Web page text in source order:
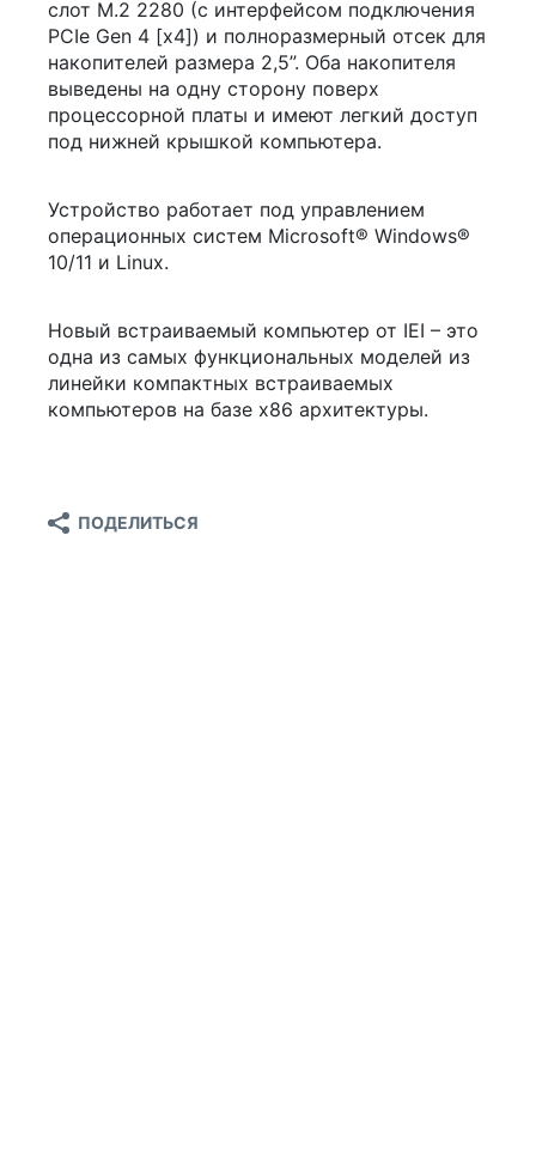
слот M.2 2280 (с интерфейсом подключения
PCIe Gen 4 [x4]) и полноразмерный отсек для
накопителей размера 2,5”. Оба накопителя
выведены на одну сторону поверх
процессорной платы и имеют легкий доступ
под нижней крышкой компьютера.
Устройство работает под управлением
операционных систем Microsoft® Windows®
10/11 и Linux.
Новый встраиваемый компьютер от IEI – это
одна из самых функциональных моделей из
линейки компактных встраиваемых
компьютеров на базе x86 архитектуры.
ПОДЕЛИТЬСЯ